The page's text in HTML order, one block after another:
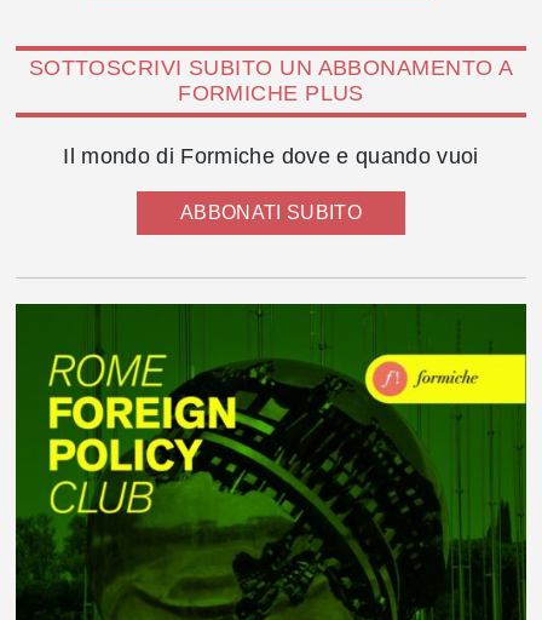
SOTTOSCRIVI SUBITO UN ABBONAMENTO A
FORMICHE PLUS
Il mondo di Formiche dove e quando vuoi
ABBONATI SUBITO